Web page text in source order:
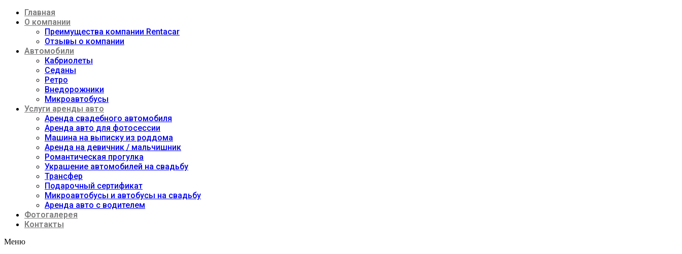
Главная
О компании
Преимущества компании Rentacar
Отзывы о компании
Автомобили
Кабриолеты
Седаны
Ретро
Внедорожники
Микроавтобусы
Услуги аренды авто
Аренда свадебного автомобиля
Аренда авто для фотосессии
Машина на выписку из роддома
Аренда на девичник / мальчишник
Романтическая прогулка
Украшение автомобилей на свадьбу
Трансфер
Подарочный сертификат
Микроавтобусы и автобусы на свадьбу
Аренда авто с водителем
Фотогалерея
Контакты
Меню